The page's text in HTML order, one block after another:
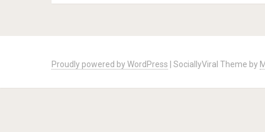
navigation
Proudly powered by WordPress SociallyViral Theme by